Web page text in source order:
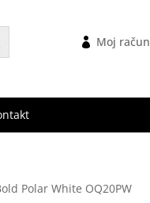
Moj račun
Polar White OQ20PW